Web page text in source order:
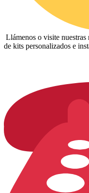
Llámenos o visite
de kits personalizados e